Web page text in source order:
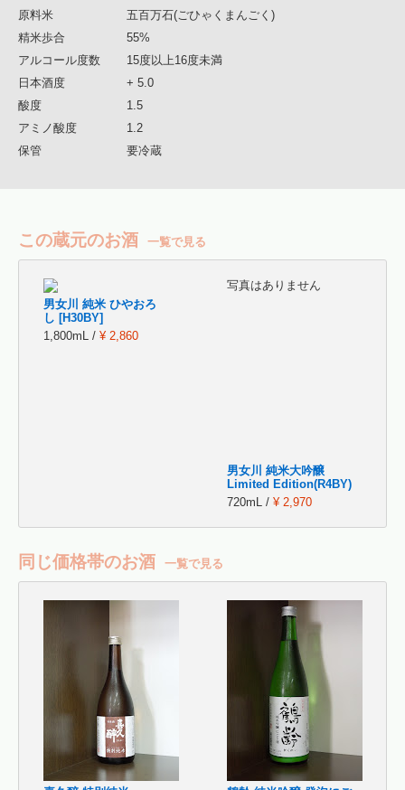
原料米
五百万石(ごひゃくまんごく)
精米歩合
55%
アルコール度数
15度以上16度未満
日本酒度
+ 5.0
酸度
1.5
アミノ酸度
1.2
保管
要冷蔵
この蔵元のお酒 一覧で見る
男女川 純米 ひやおろ
し [H30BY]
1,800mL / ¥ 2,860
写真はありません
男女川 純米大吟醸
Limited Edition(R4BY)
720mL / ¥ 2,970
同じ価格帯のお酒 一覧で見る